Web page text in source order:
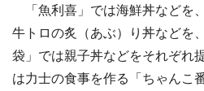
「魚利喜」では海鮮丼などを
牛トロの炙（あぶ）り丼などを
袋」では親子丼などをそれぞれ
は力士の食事を作る「ちゃんこ